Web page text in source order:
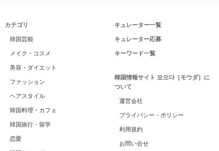
カテゴリ
韓国芸能
メイク・コスメ
美容・ダイエット
ファッション
ヘアスタイル
韓国料理・カフェ
韓国旅行・留学
恋愛
キュレーター一覧
キュレーター応募
キーワード一覧
韓国情報サイト 모으다［モウダ］に
ついて
運営会社
プライバシー・ポリシー
利用規約
お問い合せ